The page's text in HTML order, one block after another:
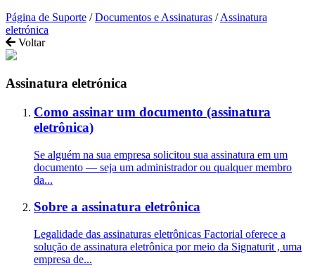
Página de Suporte / Documentos e Assinaturas / Assinatura
eletrónica
Voltar
Assinatura eletrónica
Como assinar um documento (assinatura
eletrônica)
Se alguém na sua empresa solicitou sua assinatura em um
documento — seja um administrador ou qualquer membro
da...
Sobre a assinatura eletrônica
Legalidade das assinaturas eletrônicas Factorial oferece a
solução de assinatura eletrônica por meio da Signaturit , uma
empresa de...